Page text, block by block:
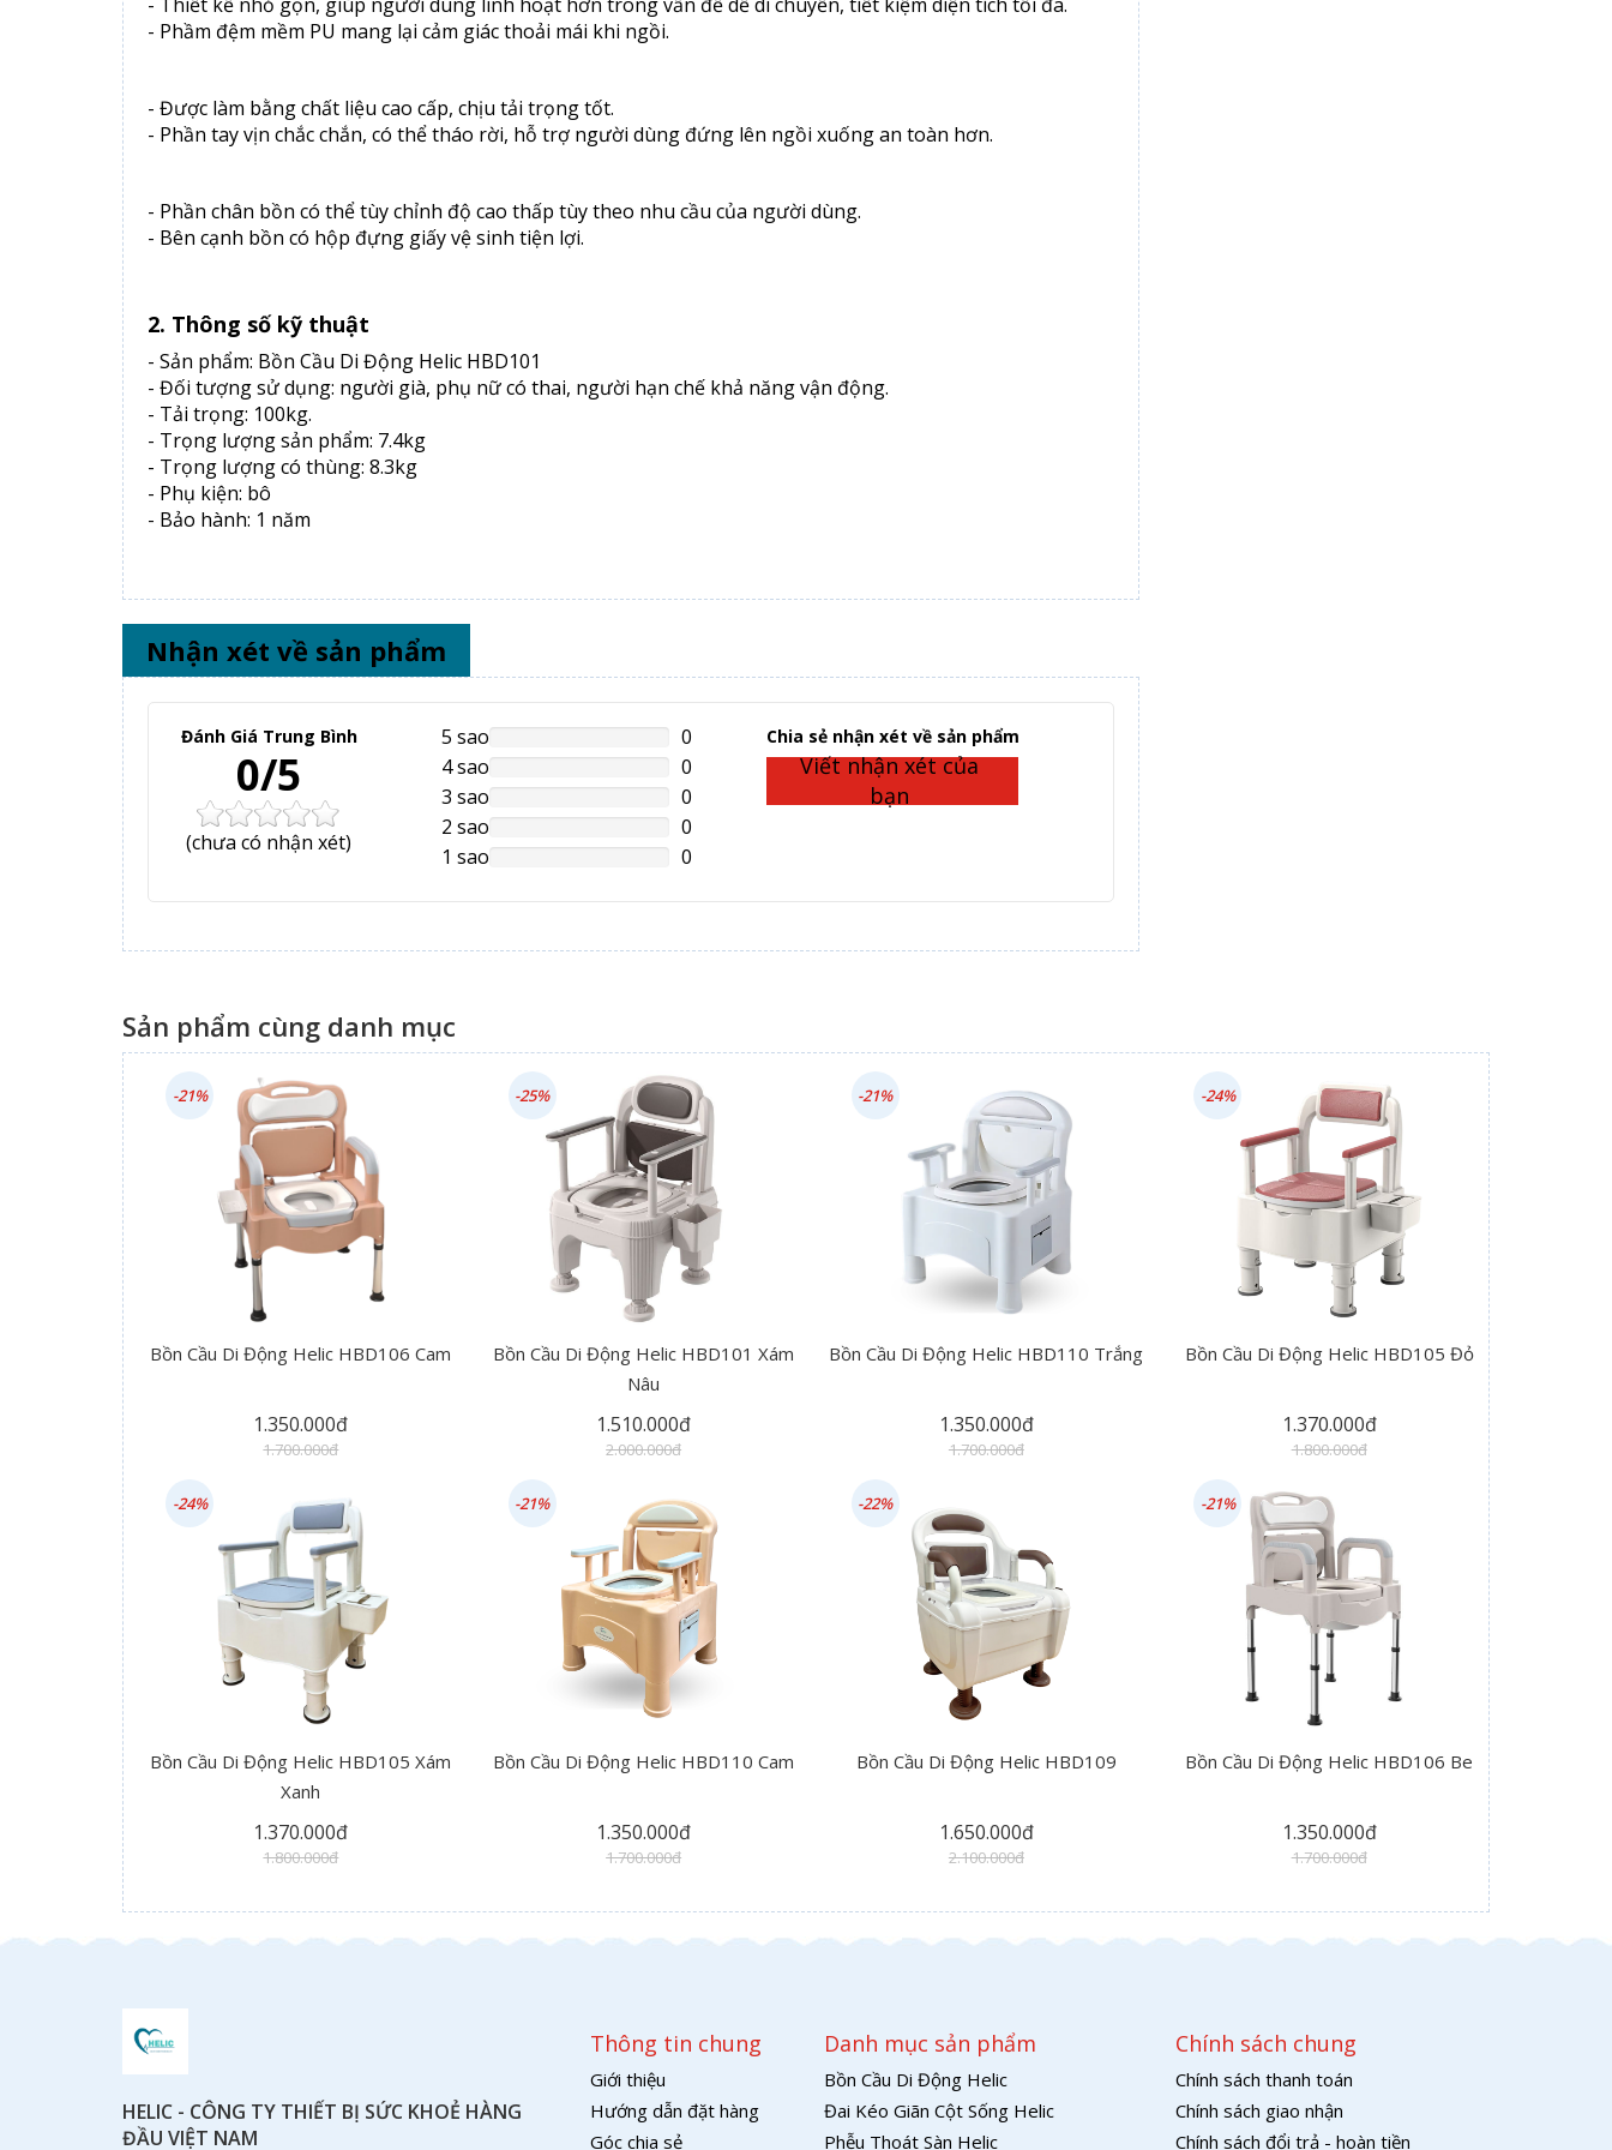
- Phầm đệm mềm PU mang lại cảm giác thoải mái khi ngồi.
- Được làm bằng chất liệu cao cấp, chịu tải trọng tốt.
- Phần tay vịn chắc chắn, có thể tháo rời, hỗ trợ người dùng đứng lên ngồi xuống an toàn hơn.
- Phần chân bồn có thể tùy chỉnh độ cao thấp tùy theo nhu cầu của người dùng.
- Bên cạnh bồn có hộp đựng giấy vệ sinh tiện lợi.
2. Thông số kỹ thuật
- Sản phẩm: Bồn Cầu Di Động Helic HBD101
- Đối tượng sử dụng: người già, phụ nữ có thai, người hạn chế khả năng vận động.
- Tải trọng: 100kg.
- Trọng lượng sản phẩm: 7.4kg
- Trọng lượng có thùng: 8.3kg
- Phụ kiện: bô
- Bảo hành: 1 năm
Nhận xét về sản phẩm
Đánh Giá Trung Bình
0/5
(chưa có nhận xét)
5 saoNAN%
Complete
0
4 saoNAN%
Complete
0
3 saoNAN%
Complete
0
2 saoNAN%
Complete
0
1 saoNAN%
0
Chia sẻ nhận xét về sản phẩm
Viết nhận xét của
bạn
Sản phẩm cùng danh mục
Bồn Cầu Di Động Helic HBD106 Cam
1.350.000đ
1.700.000đ
-21%
Bồn Cầu Di Động Helic HBD101 Xám
Nâu
1.510.000đ
2.000.000đ
-25%
Bồn Cầu Di Động Helic HBD110 Trắng
1.350.000đ
1.700.000đ
-21%
Bồn Cầu Di Động Helic HBD105 Đỏ
1.370.000đ
1.800.000đ
-24%
Bồn Cầu Di Động Helic HBD105 Xám
Xanh
1.370.000đ
1.800.000đ
-24%
Bồn Cầu Di Động Helic HBD110 Cam
1.350.000đ
1.700.000đ
-21%
Bồn Cầu Di Động Helic HBD109
1.650.000đ
2.100.000đ
-22%
Bồn Cầu Di Động Helic HBD106 Be
1.350.000đ
1.700.000đ
-21%
HELIC - CÔNG TY THIẾT BỊ SỨC KHOẺ HÀNG
ĐẦU VIỆT NAM
Thông tin chung
Giới thiệu
Hướng dẫn đặt hàng
Góc chia sẻ
Danh mục sản phẩm
Bồn Cầu Di Động Helic
Đai Kéo Giãn Cột Sống Helic
Phễu Thoát Sàn Helic
Chính sách chung
Chính sách thanh toán
Chính sách giao nhận
Chính sách đổi trả - hoàn tiền